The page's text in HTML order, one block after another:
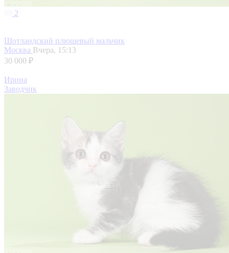
2
Шотландский плюшевый мальчик
Москва Вчера, 15:13
30 000 ₽
Ирина
Заводчик